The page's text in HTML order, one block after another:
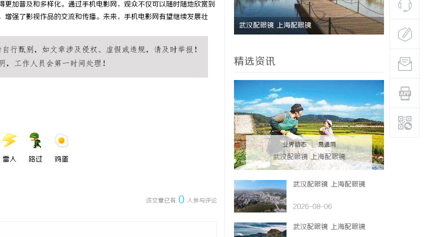
加普及和多样化。通过手机电影网，观众不仅可以随时随地欣赏到
强了影视作品的交流和传播。未来，手机电影网有望继续发展壮
雷人 路过 鸡蛋
该文章已有 0 人参与评论
武汉配眼镜 上海配眼镜 八哥电影
台解析
精选资讯
业界动态 | 易通网
武汉配眼镜 上海配眼镜
武汉配眼镜 上海配眼镜
2026-08-06
武汉配眼镜 上海配眼镜